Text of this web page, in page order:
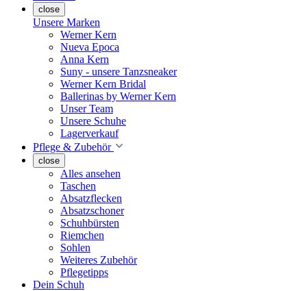
close
Unsere Marken
Werner Kern
Nueva Epoca
Anna Kern
Suny - unsere Tanzsneaker
Werner Kern Bridal
Ballerinas by Werner Kern
Unser Team
Unsere Schuhe
Lagerverkauf
Pflege & Zubehör
close
Alles ansehen
Taschen
Absatzflecken
Absatzschoner
Schuhbürsten
Riemchen
Sohlen
Weiteres Zubehör
Pflegetipps
Dein Schuh